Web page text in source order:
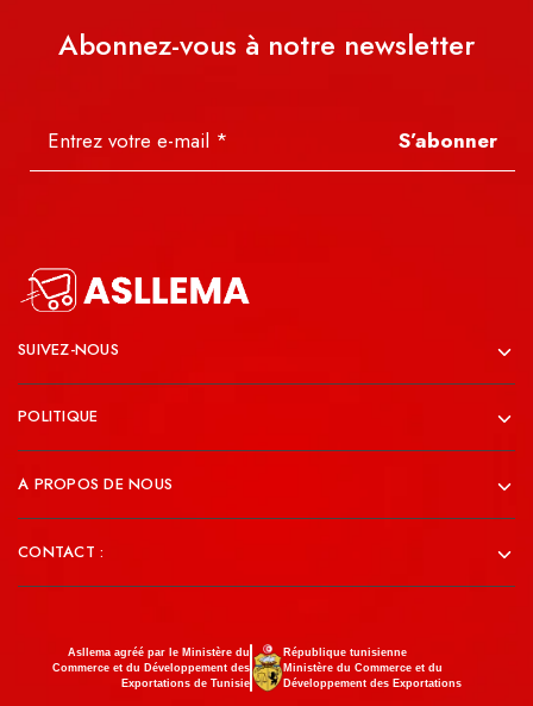
Abonnez-vous à notre newsletter
S’abonner
SUIVEZ-NOUS
POLITIQUE
A PROPOS DE NOUS
CONTACT :
Asllema agréé par le Ministère du
Commerce et du Développement des
Exportations de Tunisie
République tunisienne
Ministère du Commerce et du
Développement des Exportations